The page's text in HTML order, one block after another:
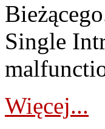
Single
Więcej...